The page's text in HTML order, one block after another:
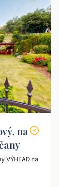
na
VÝHĽAD na